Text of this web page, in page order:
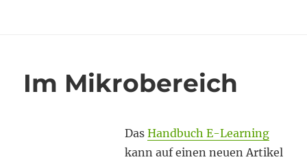
Im Mikrobereich
DasHandbuch E-Learning
kann auf einen neuen Artikel